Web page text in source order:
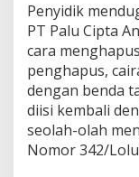
Penyidik
PT Palu Cipta
cara
penghapus,
dengan benda
diisi kembali
seolah-olah
Nomor 342/